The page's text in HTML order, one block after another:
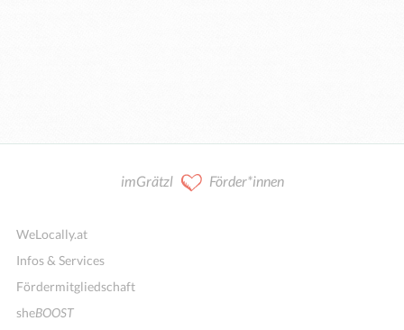
imGrätzl Förder*innen
WeLocally.at
Infos & Services
Fördermitgliedschaft
sheBOOST